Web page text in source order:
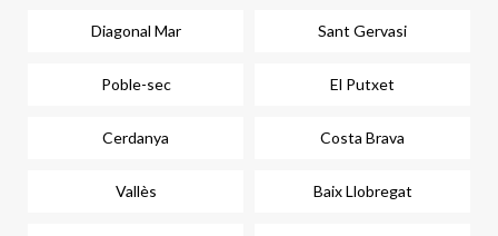
Diagonal Mar Sant Gervasi
Poble-sec El Putxet
Cerdanya Costa Brava
Vallès Baix Llobregat